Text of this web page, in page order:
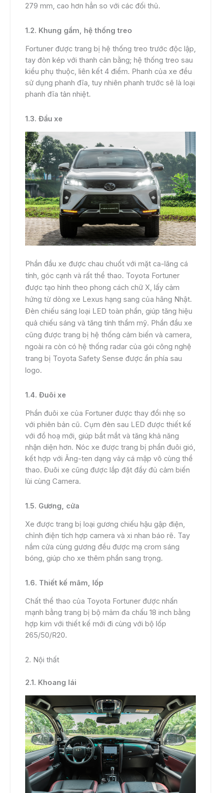
279 mm, cao hơn hẳn so với các đối thủ.
1.2. Khung gầm, hệ thống treo
Fortuner được trang bị hệ thống treo trước độc lập,
tay đòn kép với thanh cân bằng; hệ thống treo sau
kiểu phụ thuộc, liên kết 4 điểm. Phanh của xe đều
sử dụng phanh đĩa, tuy nhiên phanh trước sẽ là loại
phanh đĩa tản nhiệt.
1.3. Đầu xe
Phần đầu xe được chau chuốt với mặt ca-lăng cá
tính, góc cạnh và rất thể thao. Toyota Fortuner
được tạo hình theo phong cách chữ X, lấy cảm
hứng từ dòng xe Lexus hạng sang của hãng Nhật.
Đèn chiếu sáng loại LED toàn phần, giúp tăng hiệu
quả chiếu sáng và tăng tính thẩm mỹ. Phần đầu xe
cũng được trang bị hệ thống cảm biến và camera,
ngoài ra còn có hệ thống radar của gói công nghệ
trang bị Toyota Safety Sense được ẩn phía sau
logo.
1.4. Đuôi xe
Phần đuôi xe của Fortuner được thay đổi nhẹ so
với phiên bản cũ. Cụm đèn sau LED được thiết kế
với đồ hoạ mới, giúp bắt mắt và tăng khả năng
nhận diện hơn. Nóc xe được trang bị phần đuôi gió,
kết hợp với Ăng-ten dạng vây cá mập vô cùng thể
thao. Đuôi xe cũng được lắp đặt đầy đủ cảm biến
lùi cùng Camera.
1.5. Gương, cửa
Xe được trang bị loại gương chiếu hậu gập điện,
chỉnh điện tích hợp camera và xi nhan báo rẽ. Tay
nắm cửa cùng gương đều được mạ crom sáng
bóng, giúp cho xe thêm phần sang trọng.
1.6. Thiết kế mâm, lốp
Chất thể thao của Toyota Fortuner được nhấn
mạnh bằng trang bị bộ mâm đa chấu 18 inch bằng
hợp kim với thiết kế mới đi cùng với bộ lốp
265/50/R20.
2. Nội thất
2.1. Khoang lái